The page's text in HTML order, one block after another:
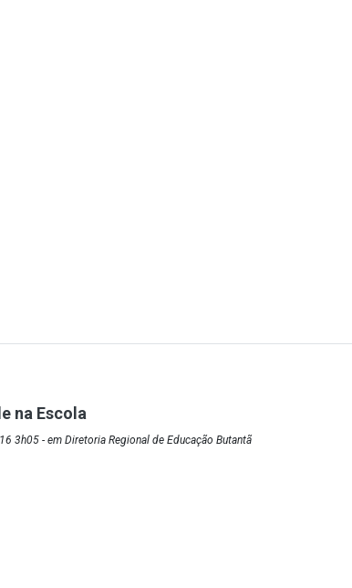
na Escola
3h05 - em Diretoria Regional de Educação Butantã